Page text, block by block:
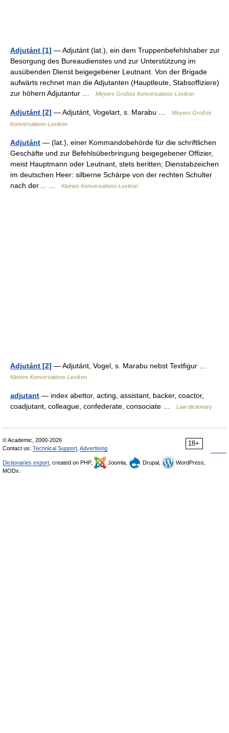
Adjutánt [1] — Adjutánt (lat.), ein dem Truppenbefehlshaber zur
Besorgung des Bureaudienstes und zur Unterstützung im
ausübenden Dienst beigegebener Leutnant. Von der Brigade
aufwärts rechnet man die Adjutanten (Hauptleute, Stabsoffiziere)
zur höhern Adjutantur …
Meyers Großes Konversations-Lexikon
Adjutánt [2] — Adjutánt, Vogelart, s. Marabu …
Meyers Großes
Konversations-Lexikon
Adjutánt — (lat.), einer Kommandobehörde für die schriftlichen
Geschäfte und zur Befehlsüberbringung beigegebener Offizier,
meist Hauptmann oder Leutnant, stets beritten; Dienstabzeichen
im deutschen Heer: silberne Schärpe von der rechten Schulter
nach der… …
Kleines Konversations-Lexikon
Adjutánt [2] — Adjutánt, Vogel, s. Marabu nebst Textfigur …
Kleines Konversations-Lexikon
adjutant — index abettor, acting, assistant, backer, coactor,
coadjutant, colleague, confederate, consociate …
Law dictionary
18+
© Academic, 2000-2026
Contact us: Technical Support Advertising
Dictionaries export , created on PHP, Joomla, Drupal,
WordPress,
MODx.